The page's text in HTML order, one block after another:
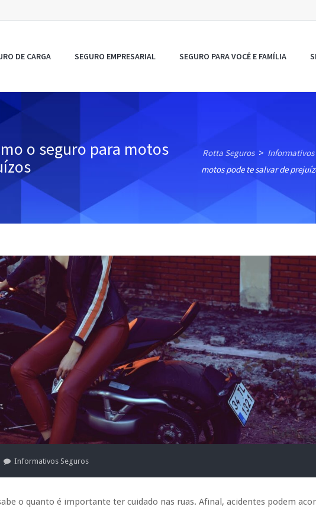
DE CARGA SEGURO EMPRESARIAL SEGURO PARA VOCÊ E FAMÍLIA
o seguro para motos
Rotta Seguros > Informativos
motos pode te salvar de
Informativos Seguros
o quanto é importante ter cuidado nas ruas. Afinal, acidentes podem